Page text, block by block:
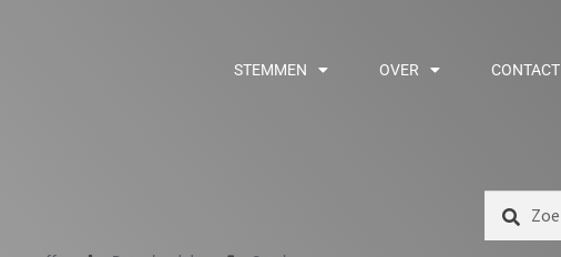
STEMMEN OVER CONTACT
Zoeken